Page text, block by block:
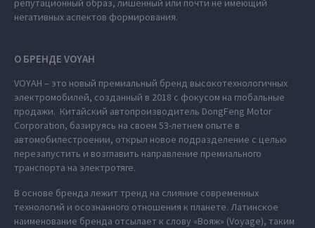
репутационный образ, лишенный или почти не имеющий
негативных аспектов формирования.
О БРЕНДЕ VOYAH
VOYAH – это новый премиальный бренд высокотехнологичных
электромобилей, созданный в 2018 с фокусом на глобальные
продажи. Китайский автопроизводитель DongFeng Motor
Corporation, базируясь на своем 53-летнем опыте в
автомобилестроении, открыл новое подразделение с целью
перезапустить и возглавить направление премиального
транспорта на электротяге.
В основе бренда лежит тренд на слияние современных
технологий и осознанного отношения к планете. Латинское
наименование бренда отсылает к слову «Вояж» (Voyage), таким